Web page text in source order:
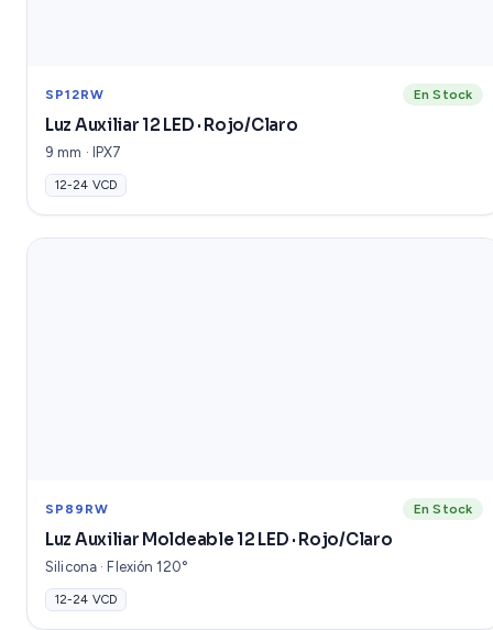
SP12RW En Stock
Luz Auxiliar 12 LED · Rojo/Claro
9 mm · IPX7
12-24 VCD
SP89RW En Stock
Luz Auxiliar Moldeable 12 LED · Rojo/Claro
Silicona · Flexión 120°
12-24 VCD